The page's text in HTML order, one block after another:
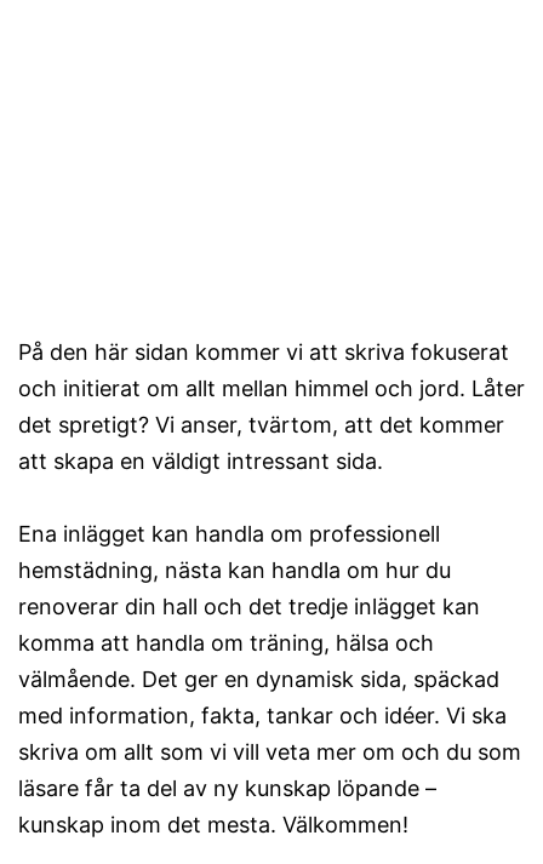
På den här sidan kommer vi att skriva fokuserat
och initierat om allt mellan himmel och jord. Låter
det spretigt? Vi anser, tvärtom, att det kommer
att skapa en väldigt intressant sida.
Ena inlägget kan handla om professionell
hemstädning, nästa kan handla om hur du
renoverar din hall och det tredje inlägget kan
komma att handla om träning, hälsa och
välmående. Det ger en dynamisk sida, späckad
med information, fakta, tankar och idéer. Vi ska
skriva om allt som vi vill veta mer om och du som
läsare får ta del av ny kunskap löpande –
kunskap inom det mesta. Välkommen!